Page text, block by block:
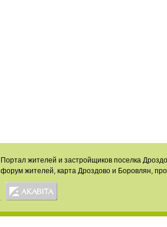
Портал жителей и застройщиков поселка
форум жителей, карта Дроздово и Боровлян,